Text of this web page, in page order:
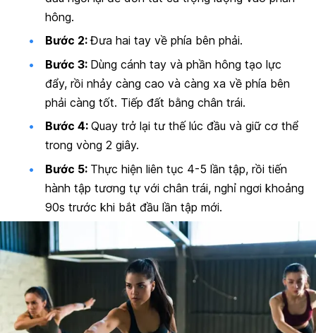
hông.
Bước 2:Đưa hai tay về phía bên phải.
Bước 3: Dùng cánh tay và phần hông tạo lực
đẩy, rồi nhảy càng cao và càng xa về phía bên
phải càng tốt. Tiếp đất bằng chân trái.
Bước 4: Quay trở lại tư thế lúc đầu và giữ cơ thể
trong vòng 2 giây.
Bước 5: Thực hiện liên tục 4-5 lần tập, rồi tiến
hành tập tương tự với chân trái, nghỉ ngơi khoảng
90s trước khi bắt đầu lần tập mới.